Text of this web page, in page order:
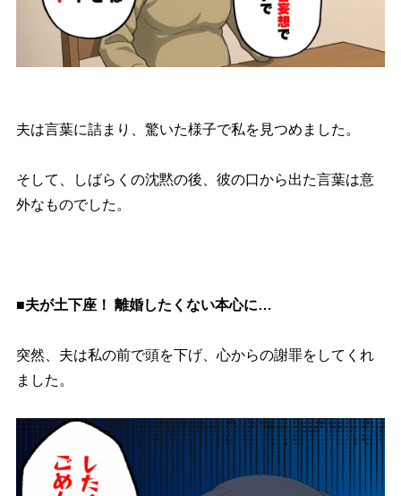
夫は言葉に詰まり、驚いた様子で私を見つめました。
そして、しばらくの沈黙の後、彼の口から出た言葉は意
外なものでした。
■夫が土下座！ 離婚したくない本心に…
突然、夫は私の前で頭を下げ、心からの謝罪をしてくれ
ました。